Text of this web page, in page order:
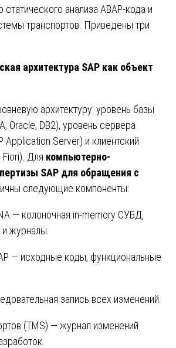
анализа ABAP-кода и
транспортов. Приведены три
архитектура SAP как объект
архитектуру: уровень базы
Oracle, DB2), уровень сервера
Application Server) и клиентский
Fiori). Для компьютерно-
SAP для обращения с
следующие компоненты:
— колоночная in-memory СУБД,
журналы.
— исходные коды, функциональные
запись всех изменений.
(TMS) — журнал изменений